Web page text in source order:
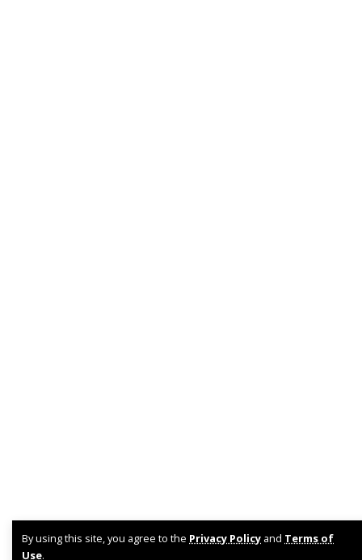
By using this site, you agree to the Privacy Policy and Terms of
Use.